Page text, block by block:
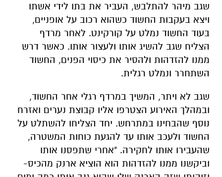
שגב מיהר להתלבש, העביר את בתו לידי אשתו
ויצא בעקבות החשוד כשהוא רכוב על אופניים,
בעוד החשוד נמלט על קורקינט. לאחר מרדף
הצליח שגב להשיג אותו ולעצור אותו. כאשר דרש
ממנו להזדהות ולהסיר את כיסוי הפנים, החשוד
השתחרר ונמלט רגלית.
שגב לא ויתר, המשיך במרדף רגלי אחר החשוד,
ובמהלך האירוע הצטרפו אליו קבוצת נערים ואזרח
נוסף שהבחינו במתרחש. יחד הצליחו להשתלט על
החשוד ולעכב אותו עד להגעת כוחות המשטרה,
שהעבירו אותו לחקירה. "אחרי שתפסנו אותו
וביקשנו ממנו להזדהות הוא הוציא ארנק מהכיס-